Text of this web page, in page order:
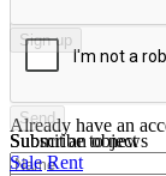
Already have an
Submit an object
Sale Rent
Subscribe to news